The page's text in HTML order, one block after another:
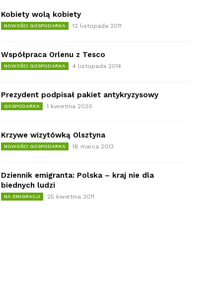
Kobiety wolą kobiety
NOWOŚCI GOSPODARKA 12 listopada 2011
Współpraca Orlenu z Tesco
NOWOŚCI GOSPODARKA 4 listopada 2014
Prezydent podpisał pakiet antykryzysowy
GOSPODARKA 1 kwietnia 2020
Krzywe wizytówką Olsztyna
NOWOŚCI GOSPODARKA 18 marca 2013
Dziennik emigranta: Polska – kraj nie dla
biednych ludzi
NA EMIGRACJI 25 kwietnia 2011